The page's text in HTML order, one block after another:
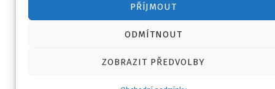
PŘÍJMOUT
ODMÍTNOUT
ZOBRAZIT PŘEDVOLBY